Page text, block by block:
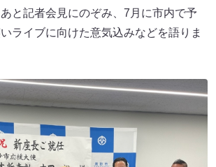
と記者会見にのぞみ、7月に市内で予
ライブに向けた意気込みなどを語りま